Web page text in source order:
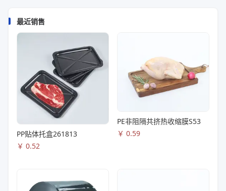
最近销售
PP贴体托盒261813
￥ 0.52
PE非阻隔共挤热收缩膜S53
￥ 0.59